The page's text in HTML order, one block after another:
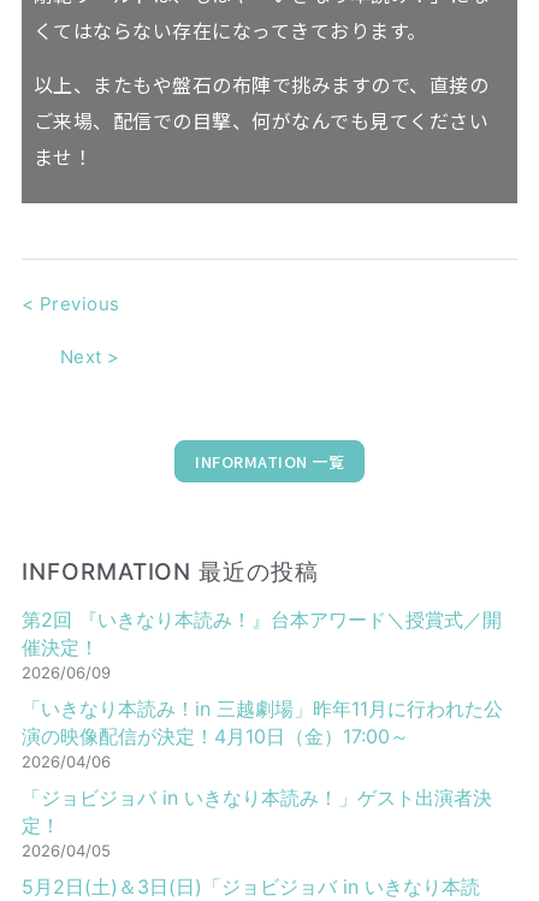
くてはならない存在になってきております。
以上、またもや盤石の布陣で挑みますので、直接の
ご来場、配信での目撃、何がなんでも見てください
ませ！
< Previous
Next >
INFORMATION 一覧
INFORMATION 最近の投稿
第2回 『いきなり本読み！』台本アワード＼授賞式／開
催決定！
2026/06/09
「いきなり本読み！in 三越劇場」昨年11月に行われた公
演の映像配信が決定！4月10日（金）17:00～
2026/04/06
「ジョビジョバ in いきなり本読み！」ゲスト出演者決
定！
2026/04/05
5月2日(土)＆3日(日)「ジョビジョバ in いきなり本読